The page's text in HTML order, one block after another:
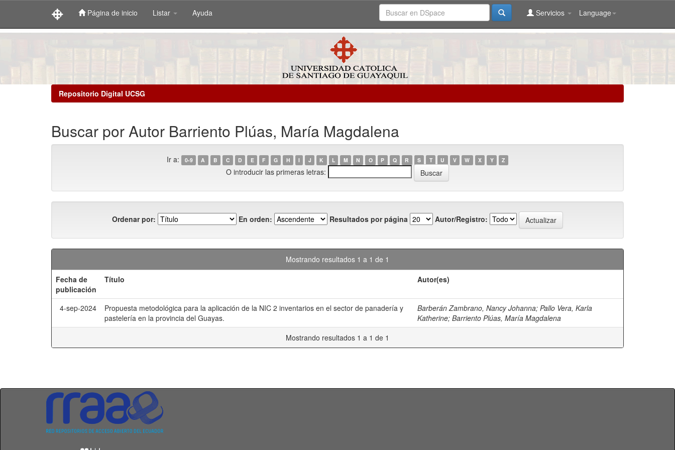
Página de inicio Listar Ayuda Language
Servicios
Repositorio Digital UCSG
Buscar por Autor Barriento Plúas, María Magdalena
Ir a: 0-9 A B C D E F G H I J K L M N O P Q R S T U V W X Y Z
O introducir las primeras letras:
Ordenar por: En orden: Resultados por página Autor/Registro:
Mostrando resultados 1 a 1 de 1
Fecha de
publicación
Título Autor(es)
4-sep-2024
Propuesta metodológica para la aplicación de la NIC 2 inventarios en el sector de panadería y
pastelería en la provincia del Guayas.
Barberán Zambrano, Nancy Johanna; Pallo Vera, Karla
Katherine; Barriento Plúas, María Magdalena
Mostrando resultados 1 a 1 de 1